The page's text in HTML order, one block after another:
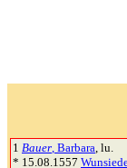
1 Bauer, Barbara, lu.
* 15.08.1557